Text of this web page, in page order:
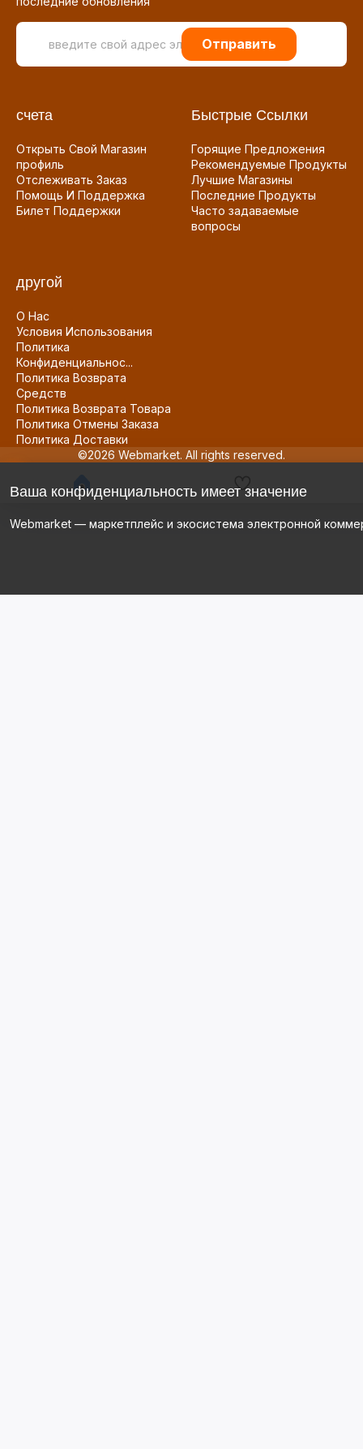
Отправить
счета
Открыть Свой Магазин
профиль
Отслеживать Заказ
Помощь И Поддержка
Билет Поддержки
Быстрые Ссылки
Горящие Предложения
Рекомендуемые Продукты
Лучшие Магазины
Последние Продукты
Часто задаваемые
вопросы
другой
О Нас
Условия Использования
Политика
Конфиденциальнос...
Политика Возврата
Средств
Политика Возврата Товара
Политика Отмены Заказа
Политика Доставки
©2026 Webmarket. All rights reserved.
Ваша конфиденциальность имеет значение
Webmarket — маркетплейс и экосистема электронной